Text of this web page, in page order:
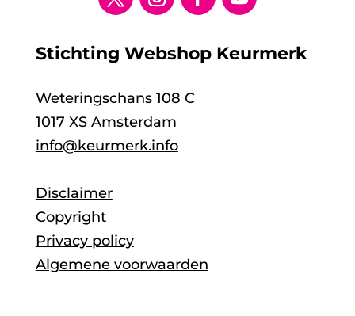
Stichting Webshop Keurmerk
Weteringschans 108 C
1017 XS Amsterdam
info@keurmerk.info
Disclaimer
Copyright
Privacy policy
Algemene voorwaarden